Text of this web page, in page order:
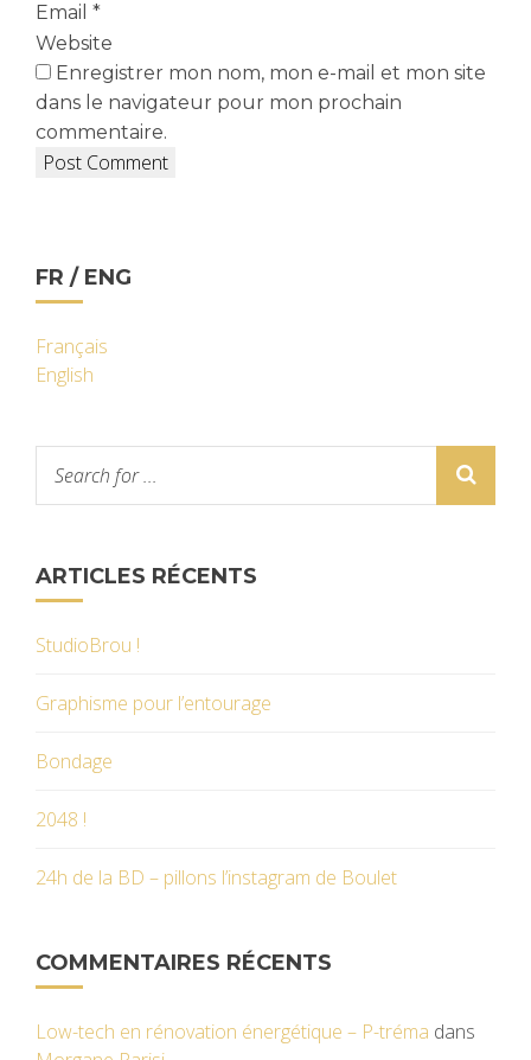
Email *
Website
Enregistrer mon nom, mon e-mail et mon site
dans le navigateur pour mon prochain
commentaire.
FR / ENG
Français
English
ARTICLES RÉCENTS
StudioBrou !
Graphisme pour l’entourage
Bondage
2048 !
24h de la BD – pillons l’instagram de Boulet
COMMENTAIRES RÉCENTS
Low-tech en rénovation énergétique – P-tréma dans